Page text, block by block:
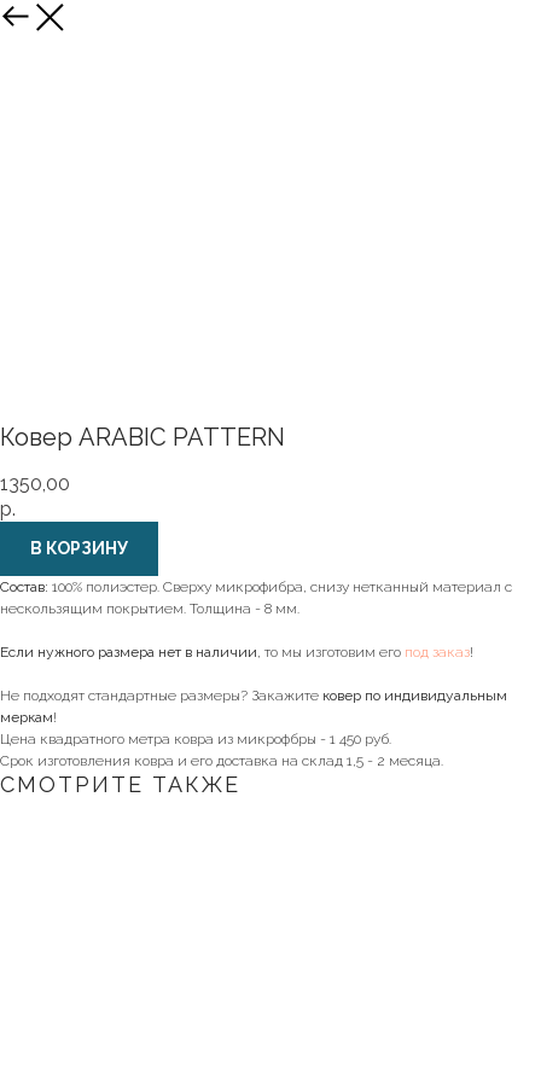
Назад
Ковер ARABIC PATTERN
1350,00
р.
В КОРЗИНУ
Состав: 100% полиэстер. Сверху микрофибра, снизу нетканный материал с
нескользящим покрытием. Толщина - 8 мм.
Если нужного размера нет в наличии , то мы изготовим его под заказ!
Не подходят стандартные размеры? Закажите ковер по индивидуальным
меркам!
Цена квадратного метра ковра из микрофбры - 1 450 руб.
Срок изготовления ковра и его доставка на склад 1,5 - 2 месяца.
СМОТРИТЕ ТАКЖЕ